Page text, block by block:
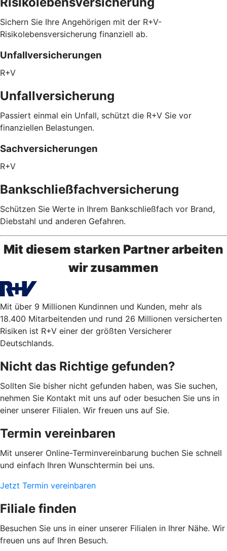
Sichern Sie Ihre Angehörigen mit der R+V-
Risikolebensversicherung finanziell ab.
Unfallversicherungen
R+V
Unfallversicherung
Passiert einmal ein Unfall, schützt die R+V Sie vor
finanziellen Belastungen.
Sachversicherungen
R+V
Bankschließfachversicherung
Schützen Sie Werte in Ihrem Bankschließfach vor Brand,
Diebstahl und anderen Gefahren.
Mit diesem starken Partner arbeiten
wir zusammen
Mit über 9 Millionen Kundinnen und Kunden, mehr als
18.400 Mitarbeitenden und rund 26 Millionen versicherten
Risiken ist R+V einer der größten Versicherer
Deutschlands.
Nicht das Richtige gefunden?
Sollten Sie bisher nicht gefunden haben, was Sie suchen,
nehmen Sie Kontakt mit uns auf oder besuchen Sie uns in
einer unserer Filialen. Wir freuen uns auf Sie.
Termin vereinbaren
Mit unserer Online-Terminvereinbarung buchen Sie schnell
und einfach Ihren Wunschtermin bei uns.
Jetzt Termin vereinbaren
Filiale finden
Besuchen Sie uns in einer unserer Filialen in Ihrer Nähe. Wir
freuen uns auf Ihren Besuch.